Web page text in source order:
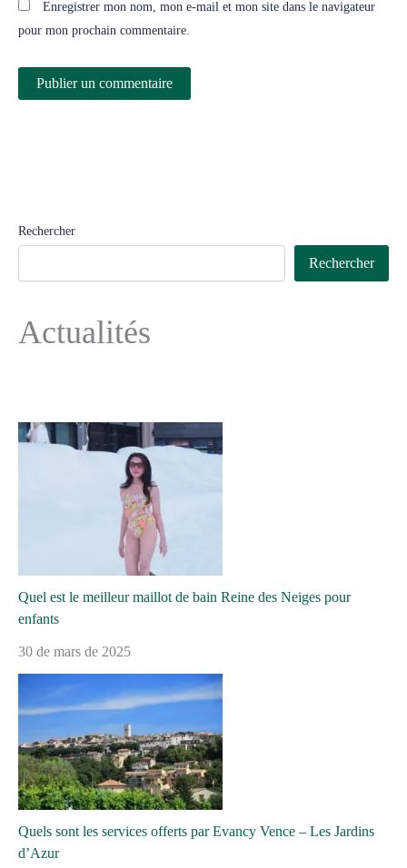
Enregistrer mon nom, mon e-mail et mon site dans le navigateur
pour mon prochain commentaire.
Rechercher
Rechercher
Actualités
Quel est le meilleur maillot de bain Reine des Neiges pour
enfants
30 de mars de 2025
Quels sont les services offerts par Evancy Vence – Les Jardins
d’Azur